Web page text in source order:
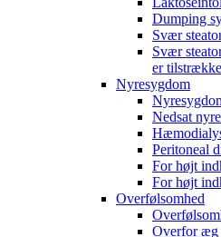
Dumping
Svær
Svær
er
Nyresygdom
Nedsat
Peritoneal
For højt
For højt
Overfølsomhed
Overfor æg